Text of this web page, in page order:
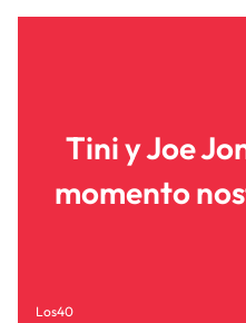
Tini y Joe
momento
Los40